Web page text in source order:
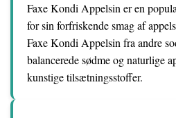
Faxe Kondi Appelsin er en
for sin forfriskende smag af
Faxe Kondi Appelsin fra andre
balancerede sødme og naturlige
kunstige tilsætningsstoffer.